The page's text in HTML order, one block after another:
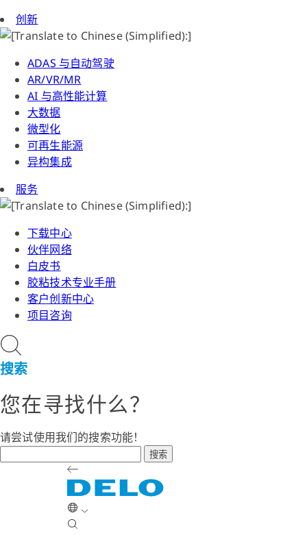
创新
ADAS 与自动驾驶
AR/VR/MR
AI 与高性能计算
大数据
微型化
可再生能源
异构集成
服务
下载中心
伙伴网络
白皮书
胶粘技术专业手册
客户创新中心
项目咨询
搜索
您在寻找什么？
请尝试使用我们的搜索功能！
搜索